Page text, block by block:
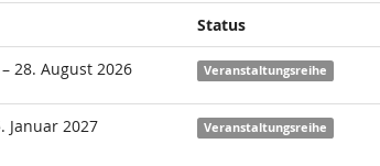
Status
28. August 2026 Veranstaltungsreihe
Januar 2027 Veranstaltungsreihe